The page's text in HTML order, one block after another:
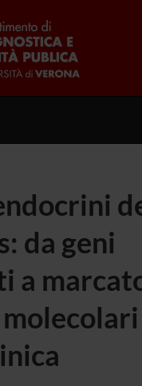
da geni
a